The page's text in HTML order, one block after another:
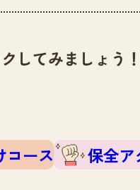
してみましょう！
コース
保全ア